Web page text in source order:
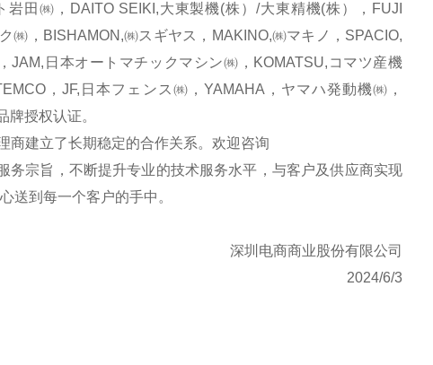
田㈱，DAITO SEIKI,大東製機(株）/大東精機(株），FUJI
㈱，BISHAMON,㈱スギヤス，MAKINO,㈱マキノ，SPACIO,
JAM,日本オートマチックマシン㈱，KOMATSU,コマツ産機
，JF,日本フェンス㈱，YAMAHA，ヤマハ発動機㈱，
牌授权认证。
建立了长期稳定的合作关系。欢迎咨询
宗旨，不断提升专业的技术服务水平，与客户及供应商实现
送到每一个客户的手中。
深圳电商商业股份有限公司
2024/6/3